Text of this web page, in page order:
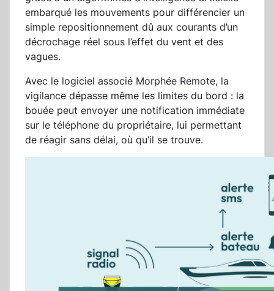
embarqué les mouvements pour différencier un
simple repositionnement dû aux courants d’un
décrochage réel sous l’effet du vent et des
vagues.
Avec le logiciel associé Morphée Remote, la
vigilance dépasse même les limites du bord : la
bouée peut envoyer une notification immédiate
sur le téléphone du propriétaire, lui permettant
de réagir sans délai, où qu’il se trouve.